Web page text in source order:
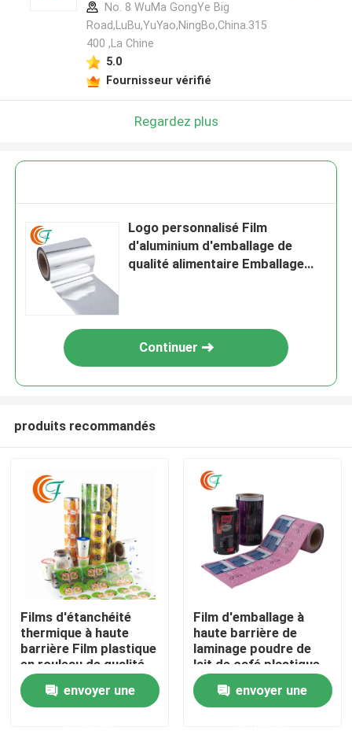
À la maison
Produits
No. 8 WuMa GongYe Big
Road,LuBu,YuYao,NingBo,China.315
400 ,La Chine
5.0
Fournisseur vérifié
Regardez plus
Logo personnalisé Film
d'aluminium d'emballage de
qualité alimentaire Emballage
Continuer
produits recommandés
Films d'étanchéité
thermique à haute
barrière Film plastique
en rouleau de qualité
alimentaire Emballage
flexible Impression
envoyer une
Film d'emballage à
haute barrière de
laminage poudre de
lait de café plastique
d'emballage flexible
envoyer une